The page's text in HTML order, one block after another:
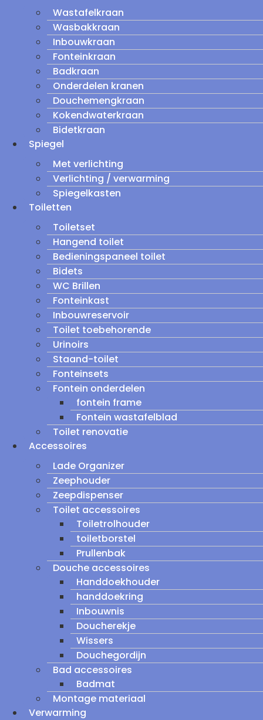
Wastafelkraan
Wasbakkraan
Inbouwkraan
Fonteinkraan
Badkraan
Onderdelen kranen
Douchemengkraan
Kokendwaterkraan
Bidetkraan
Spiegel
Met verlichting
Verlichting / verwarming
Spiegelkasten
Toiletten
Toiletset
Hangend toilet
Bedieningspaneel toilet
Bidets
WC Brillen
Fonteinkast
Inbouwreservoir
Toilet toebehorende
Urinoirs
Staand-toilet
Fonteinsets
Fontein onderdelen
fontein frame
Fontein wastafelblad
Toilet renovatie
Accessoires
Lade Organizer
Zeephouder
Zeepdispenser
Toilet accessoires
Toiletrolhouder
toiletborstel
Prullenbak
Douche accessoires
Handdoekhouder
handdoekring
Inbouwnis
Doucherekje
Wissers
Douchegordijn
Bad accessoires
Badmat
Montage materiaal
Verwarming